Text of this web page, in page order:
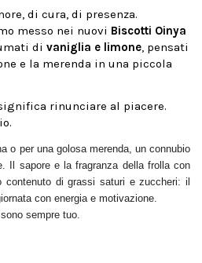
di cura, di presenza.
messo nei nuovi Biscotti Oinya
di vaniglia e limone, pensati
e la merenda in una piccola
rinunciare al piacere.
o per una golosa merenda, un connubio
Il sapore e la fragranza della frolla con
contenuto di grassi saturi e zuccheri: il
con energia e motivazione.
sempre tuo.